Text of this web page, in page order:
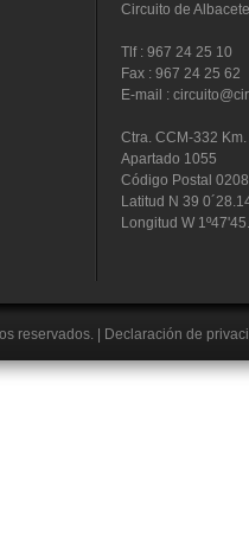
Circuito de Albacete
Tlf : 967 24 25 10
Fax : 967 24 25 62
E-mail :
Ctra. CCM-332
Apartado 1055
Código Postal
Latitud N 39
Longitud W
reservados. Declaración de